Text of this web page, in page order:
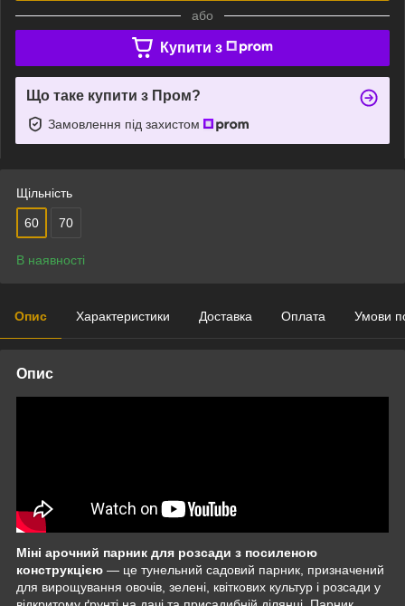
або
Купити з
Що таке купити з Пром?
Замовлення під захистом
Щільність
60 70
В наявності
Опис Характеристики Доставка Оплата Умови
Опис
Міні арочний парник для розсади з посиленою
конструкцією — це тунельний садовий парник, призначений
для вирощування овочів, зелені, квіткових культур і розсади у